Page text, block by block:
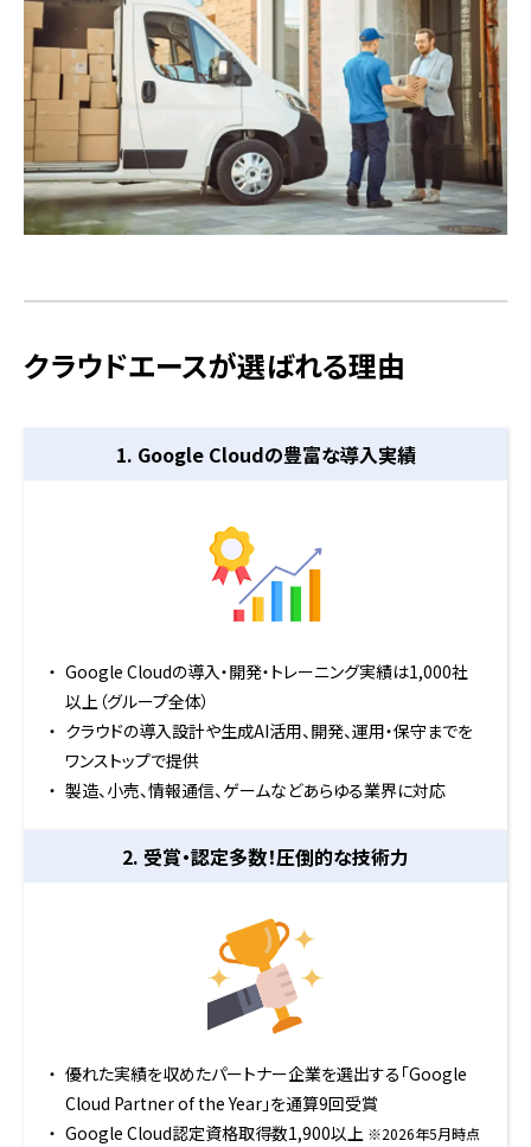
クラウドエースが選ばれる理由
1. Google Cloudの豊富な導入実績
Google Cloudの導入・開発・トレーニング実績は1,000社
以上（グループ全体）
クラウドの導入設計や生成AI活用、開発、運用・保守までを
ワンストップで提供
製造、小売、情報通信、ゲームなどあらゆる業界に対応
2. 受賞・認定多数！圧倒的な技術力
優れた実績を収めたパートナー企業を選出する「Google
Cloud Partner of the Year」を通算9回受賞
Google Cloud認定資格取得数1,900以上 ※2026年5月時点